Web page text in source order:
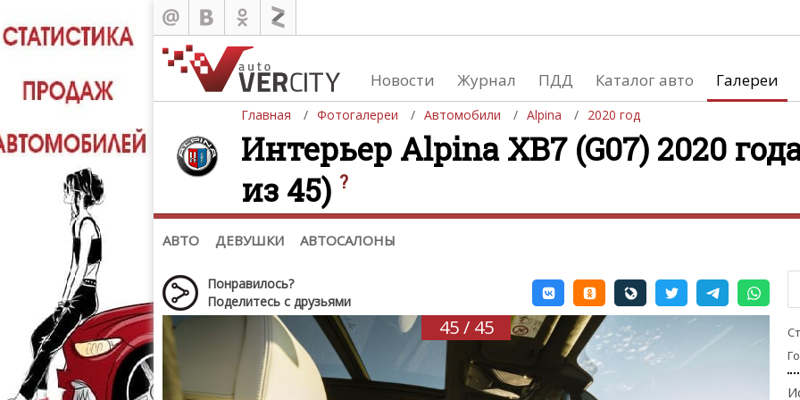
Новости Журнал ПДД Каталог авто Галереи
Главная Фотогалереи Автомобили Alpina 2020 год
Интерьер Alpina XB7 (G07) 2020
из 45) ?
АВТО ДЕВУШКИ АВТОСАЛОНЫ
Автомобили
Последние добавления
Список марок
(+1102)
Девушки и автомобили
Девушки и мото
Список мировых автосалонов
Понравилось?
Поделитесь с друзьями
45 / 45